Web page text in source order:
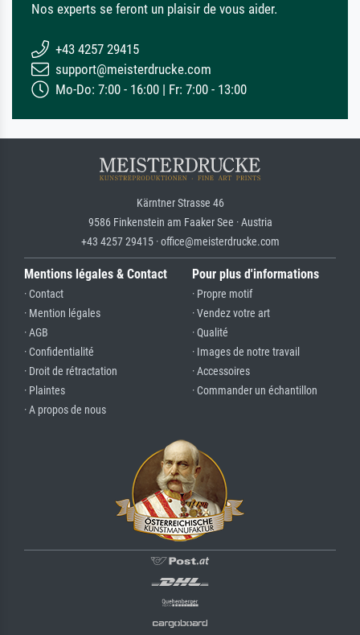
Nos experts se feront un plaisir de vous aider.
+43 4257 29415
support@meisterdrucke.com
Mo-Do: 7:00 - 16:00 | Fr: 7:00 - 13:00
Kärntner Strasse 46
9586 Finkenstein am Faaker See · Austria
+43 4257 29415 · office@meisterdrucke.com
Mentions légales & Contact
· Contact
· Mention légales
· AGB
· Confidentialité
· Droit de rétractation
· Plaintes
· A propos de nous
Pour plus d'informations
· Propre motif
· Vendez votre art
· Qualité
· Images de notre travail
· Accessoires
· Commander un échantillon